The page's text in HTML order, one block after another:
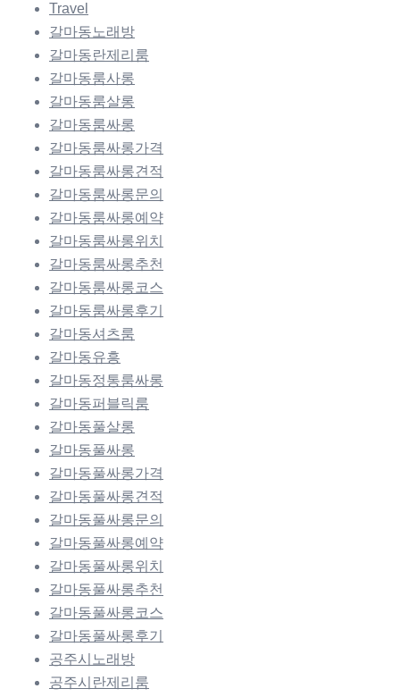
Travel
갈마동노래방
갈마동란제리룸
갈마동룸사롱
갈마동룸살롱
갈마동룸싸롱
갈마동룸싸롱가격
갈마동룸싸롱견적
갈마동룸싸롱문의
갈마동룸싸롱예약
갈마동룸싸롱위치
갈마동룸싸롱추천
갈마동룸싸롱코스
갈마동룸싸롱후기
갈마동셔츠룸
갈마동유흥
갈마동정통룸싸롱
갈마동퍼블릭룸
갈마동풀살롱
갈마동풀싸롱
갈마동풀싸롱가격
갈마동풀싸롱견적
갈마동풀싸롱문의
갈마동풀싸롱예약
갈마동풀싸롱위치
갈마동풀싸롱추천
갈마동풀싸롱코스
갈마동풀싸롱후기
공주시노래방
공주시란제리룸